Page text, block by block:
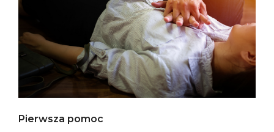
Pierwsza pomoc